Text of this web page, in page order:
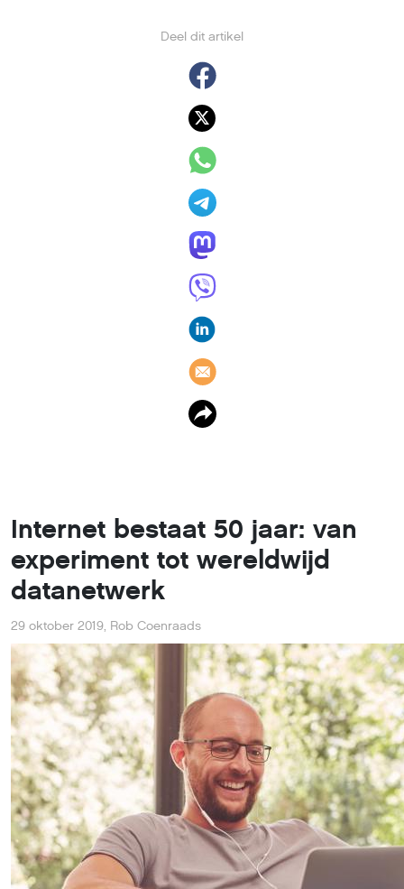
Deel dit artikel
Internet bestaat 50 jaar: van
experiment tot wereldwijd
datanetwerk
29 oktober 2019, Rob Coenraads